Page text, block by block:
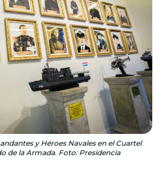
y Héroes Navales en el Cuartel
de la Armada. Foto: Presidencia